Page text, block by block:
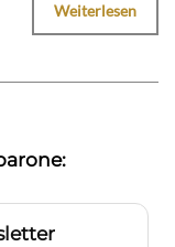
Weiterlesen